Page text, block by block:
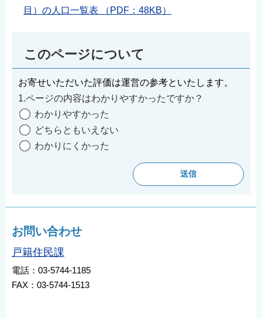
目）の人口一覧表 （PDF：48KB）
このページについて
お寄せいただいた評価は運営の参考といたします。
1.ページの内容はわかりやすかったですか？
わかりやすかった
どちらともいえない
わかりにくかった
お問い合わせ
戸籍住民課
電話：03-5744-1185
FAX：03-5744-1513